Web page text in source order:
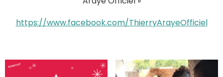
https://www.facebook.com/ThierryArayeOfficiel